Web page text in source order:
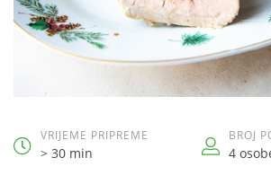
VRIJEME PRIPREME
> 30 min
BROJ
4